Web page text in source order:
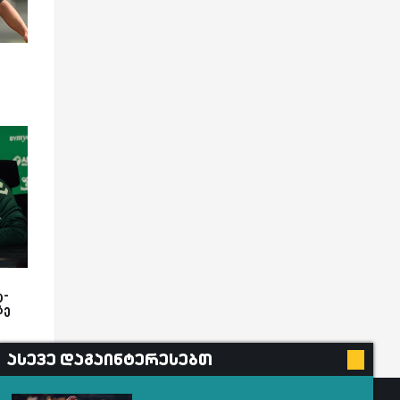
ასევე დაგაინტერესებთ